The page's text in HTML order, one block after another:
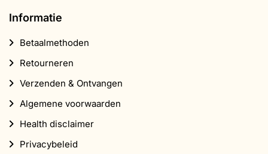
Informatie
Betaalmethoden
Retourneren
Verzenden & Ontvangen
Algemene voorwaarden
Health disclaimer
Privacybeleid